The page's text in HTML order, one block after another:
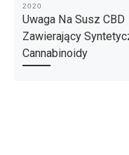
2020
Uwaga Na Susz CBD
Zawierający
Cannabinoidy